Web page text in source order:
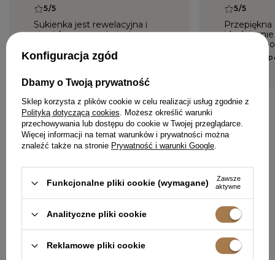
5/5
Sukienka jest rewelacyjna i
zjawiskowa, uszyta jest
JACEK, RZESZÓW
5/5
Przepiękna
idealnie,
materiał,
PATRYCJA,
W PODOBNYM KOLORZE
Konfiguracja zgód
Dbamy o Twoją prywatność
Sklep korzysta z plików cookie w celu realizacji usług zgodnie z
Polityką dotyczącą cookies. Możesz określić warunki
przechowywania lub dostępu do cookie w Twojej przeglądarce.
Więcej informacji na temat warunków i prywatności można
znaleźć także na stronie Prywatność i warunki Google.
Funkcjonalne pliki cookie (wymagane)
Zawsze
aktywne
Analityczne pliki cookie
Reklamowe pliki cookie